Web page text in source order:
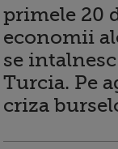
primele 20
economii
se
Turcia. Pe
criza